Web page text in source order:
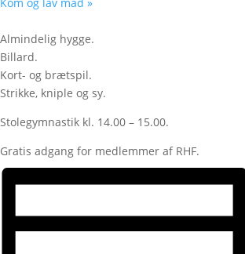
Almindelig hygge.
Billard.
Kort- og brætspil.
Strikke, kniple og sy.
Stolegymnastik kl. 14.00 – 15.00.
Gratis adgang for medlemmer af RHF.